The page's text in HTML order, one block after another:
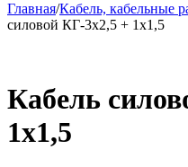
Главная/Кабель, кабельные
силовой КГ-3х2,5 + 1х1,5
Кабель
1х1,5